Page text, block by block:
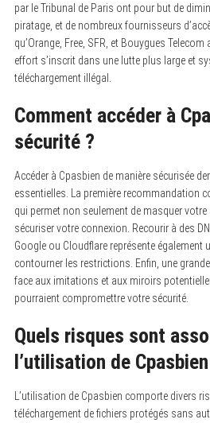
par le Tribunal de Paris ont pour but de
piratage, et de nombreux fournisseurs
qu’Orange, Free, SFR, et Bouygues
effort s’inscrit dans une lutte plus large et
téléchargement illégal.
Comment accéder à
sécurité ?
Accéder à Cpasbien de manière sécurisée
essentielles.
La première recommandation
qui permet non seulement de masquer
sécuriser votre connexion. Recourir à des
Google ou Cloudflare représente également
contourner les restrictions. Enfin, une
face aux imitations et aux miroirs
pourraient compromettre votre sécurité.
Quels risques sont
l’utilisation de
L’utilisation de Cpasbien comporte divers
téléchargement de fichiers protégés sans